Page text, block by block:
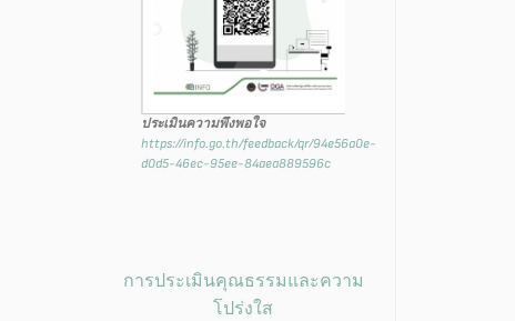
ประเมินความพึงพอใจ
https://info.go.th/feedback/qr/94e56a0e-
d0d5-46ec-95ee-84aea889596c
การประเมินคุณธรรมและความ
โปร่งใส